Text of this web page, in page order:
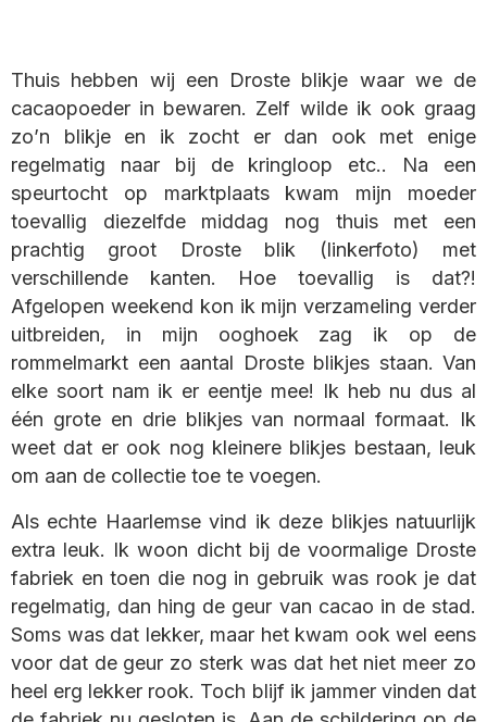
Thuis hebben wij een Droste blikje waar we de
cacaopoeder in bewaren. Zelf wilde ik ook graag
zo’n blikje en ik zocht er dan ook met enige
regelmatig naar bij de kringloop etc.. Na een
speurtocht op marktplaats kwam mijn moeder
toevallig diezelfde middag nog thuis met een
prachtig groot Droste blik (linkerfoto) met
verschillende kanten. Hoe toevallig is dat?!
Afgelopen weekend kon ik mijn verzameling verder
uitbreiden, in mijn ooghoek zag ik op de
rommelmarkt een aantal Droste blikjes staan. Van
elke soort nam ik er eentje mee! Ik heb nu dus al
één grote en drie blikjes van normaal formaat. Ik
weet dat er ook nog kleinere blikjes bestaan, leuk
om aan de collectie toe te voegen.
Als echte Haarlemse vind ik deze blikjes natuurlijk
extra leuk. Ik woon dicht bij de voormalige Droste
fabriek en toen die nog in gebruik was rook je dat
regelmatig, dan hing de geur van cacao in de stad.
Soms was dat lekker, maar het kwam ook wel eens
voor dat de geur zo sterk was dat het niet meer zo
heel erg lekker rook. Toch blijf ik jammer vinden dat